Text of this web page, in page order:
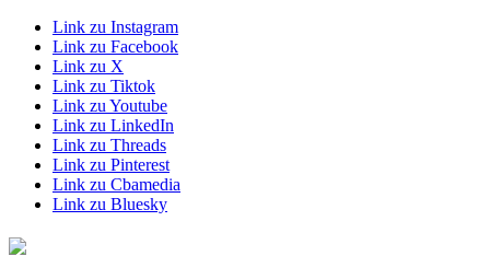
Link zu Instagram
Link zu Facebook
Link zu X
Link zu Tiktok
Link zu Youtube
Link zu LinkedIn
Link zu Threads
Link zu Pinterest
Link zu Cbamedia
Link zu Bluesky